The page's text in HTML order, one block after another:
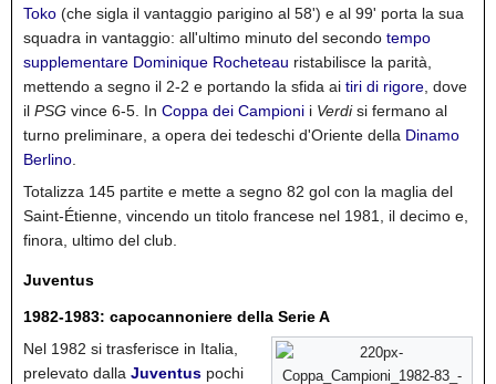
Toko (che sigla il vantaggio parigino al 58') e al 99' porta la sua
squadra in vantaggio: all'ultimo minuto del secondo tempo
supplementare Dominique Rocheteau ristabilisce la parità,
mettendo a segno il 2-2 e portando la sfida ai tiri di rigore , dove
il PSG vince 6-5. In Coppa dei Campioni i Verdi si fermano al
turno preliminare, a opera dei tedeschi d'Oriente della Dinamo
Berlino
Totalizza 145 partite e mette a segno 82 gol con la maglia del
Saint-Étienne, vincendo un titolo francese nel 1981, il decimo e,
finora, ultimo del club.
Juventus
1982-1983: capocannoniere della Serie A
Nel 1982 si trasferisce in Italia,
prelevato dalla Juventus pochi